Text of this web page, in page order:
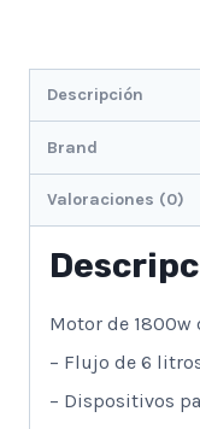
Descripción
Brand
Valoraciones (0)
Motor de 1800w
– Flujo de 6
– Dispositivos